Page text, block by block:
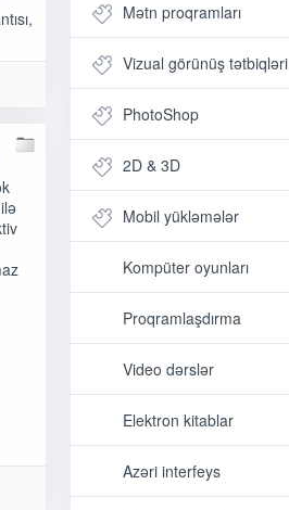
Mətn proqramları
Vizual görünüş tətbiqləri
PhotoShop
2D & 3D
Mobil yükləmələr
Kompüter oyunları
Proqramlaşdırma
Video dərslər
Elektron kitablar
Azəri interfeys